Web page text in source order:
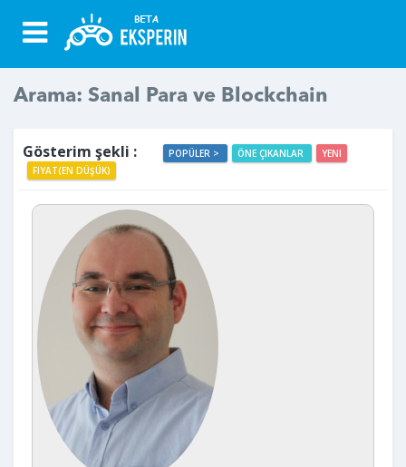
Arama: Sanal Para ve Blockchain
Gösterim şekli : POPÜLER > ÖNE ÇIKANLAR
YENI
FIYAT(EN DÜŞÜK)